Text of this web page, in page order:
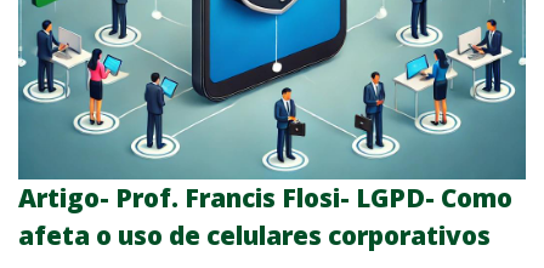
Artigo- Prof. Francis Flosi- LGPD- Como
afeta o uso de celulares corporativos